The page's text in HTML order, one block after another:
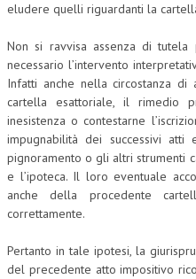
eludere quelli riguardanti la
Non si ravvisa assenza di
necessario l’intervento
Infatti anche nella circostanza
cartella esattoriale, il rimedio
inesistenza o contestarne
impugnabilità dei successivi atti
pignoramento o gli altri strumenti
e l’ipoteca. Il loro eventuale
anche della procedente
correttamente.
Pertanto in tale ipotesi, la
del precedente atto impositivo